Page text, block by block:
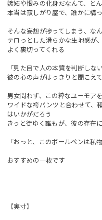
嫉妬や恨みの化身だなんて、と
本当は寂しがり屋で、誰かに構
そんな妄想が捗ってしまう、な
テロっとした滑らかな生地感が
よく裏切ってくれる
「見た目で人の本質を判断しな
彼の心の声がはっきりと聞こえ
男女問わず、この粋なユーモア
ワイドな袴パンツと合わせて、
はいかがだろう
きっと街ゆく誰もが、彼の存在
「おっと、このボールペンは私
おすすめの一枚です
【実寸】